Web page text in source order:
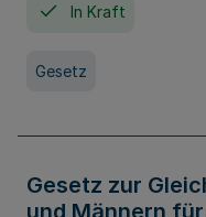
In Kraft
Gesetz
Gesetz zur
und Männern